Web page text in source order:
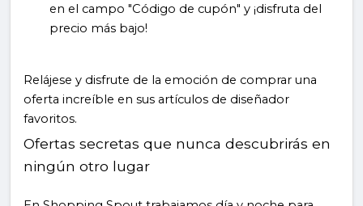
en el campo "Código de cupón" y ¡disfruta del
precio más bajo!
Relájese y disfrute de la emoción de comprar una
oferta increíble en sus artículos de diseñador
favoritos.
Ofertas secretas que nunca descubrirás en
ningún otro lugar